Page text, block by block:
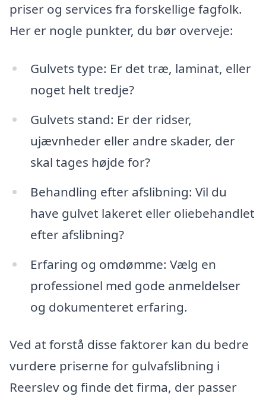
priser og services fra forskellige fagfolk.
Her er nogle punkter, du bør overveje:
Gulvets type: Er det træ, laminat, eller
noget helt tredje?
Gulvets stand: Er der ridser,
ujævnheder eller andre skader, der
skal tages højde for?
Behandling efter afslibning: Vil du
have gulvet lakeret eller oliebehandlet
efter afslibning?
Erfaring og omdømme: Vælg en
professionel med gode anmeldelser
og dokumenteret erfaring.
Ved at forstå disse faktorer kan du bedre
vurdere priserne for gulvafslibning i
Reerslev og finde det firma, der passer